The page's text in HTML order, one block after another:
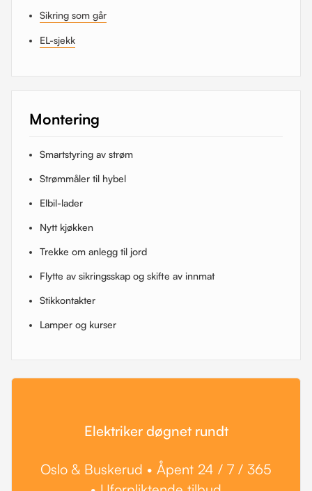
Sikring som går
EL-sjekk
Montering
Smartstyring av strøm
Strømmåler til hybel
Elbil-lader
Nytt kjøkken
Trekke om anlegg til jord
Flytte av sikringsskap og skifte av innmat
Stikkontakter
Lamper og kurser
Elektriker døgnet rundt
Oslo & Buskerud • Åpent 24 / 7 / 365